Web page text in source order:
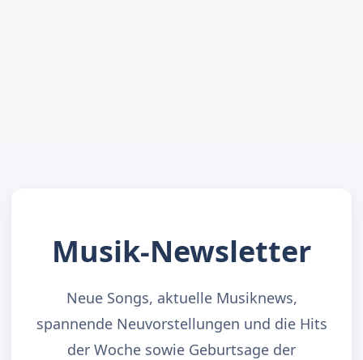
Musik-Newsletter
Neue Songs, aktuelle Musiknews,
spannende Neuvorstellungen und die Hits
der Woche sowie Geburtsage der